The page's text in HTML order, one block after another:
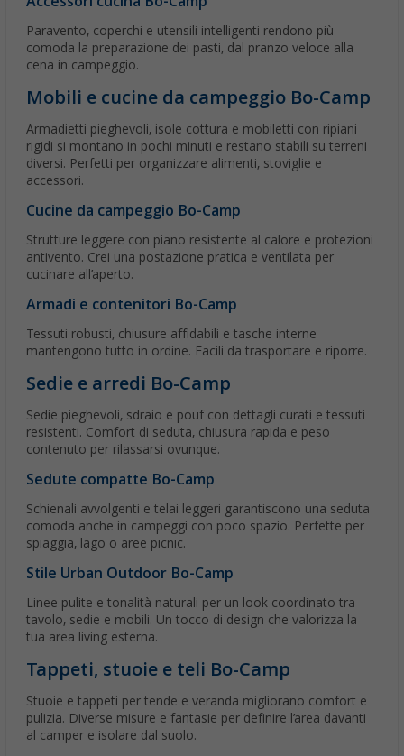
Paravento, coperchi e utensili intelligenti rendono più
comoda la preparazione dei pasti, dal pranzo veloce alla
cena in campeggio.
Mobili e cucine da campeggio Bo-Camp
Armadietti pieghevoli, isole cottura e mobiletti con ripiani
rigidi si montano in pochi minuti e restano stabili su terreni
diversi. Perfetti per organizzare alimenti, stoviglie e
accessori.
Cucine da campeggio Bo-Camp
Strutture leggere con piano resistente al calore e protezioni
antivento. Crei una postazione pratica e ventilata per
cucinare all’aperto.
Armadi e contenitori Bo-Camp
Tessuti robusti, chiusure affidabili e tasche interne
mantengono tutto in ordine. Facili da trasportare e riporre.
Sedie e arredi Bo-Camp
Sedie pieghevoli, sdraio e pouf con dettagli curati e tessuti
resistenti. Comfort di seduta, chiusura rapida e peso
contenuto per rilassarsi ovunque.
Sedute compatte Bo-Camp
Schienali avvolgenti e telai leggeri garantiscono una seduta
comoda anche in campeggi con poco spazio. Perfette per
spiaggia, lago o aree picnic.
Stile Urban Outdoor Bo-Camp
Linee pulite e tonalità naturali per un look coordinato tra
tavolo, sedie e mobili. Un tocco di design che valorizza la
tua area living esterna.
Tappeti, stuoie e teli Bo-Camp
Stuoie e tappeti per tende e veranda migliorano comfort e
pulizia. Diverse misure e fantasie per definire l’area davanti
al camper e isolare dal suolo.